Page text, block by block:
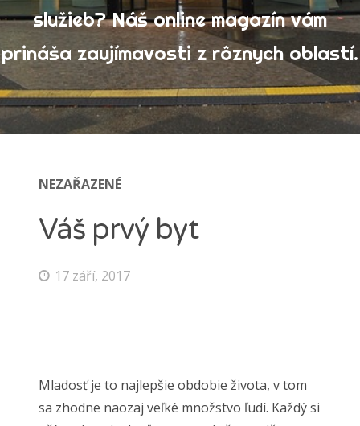
Výrobky
Zábava
Ženy
služieb? Náš online magazín vám
prináša zaujímavosti z rôznych oblastí.
NEZAŘAZENÉ
Váš prvý byt
17 září, 2017
Mladosť je to najlepšie obdobie života, v tom
sa zhodne naozaj veľké množstvo ľudí. Každý si